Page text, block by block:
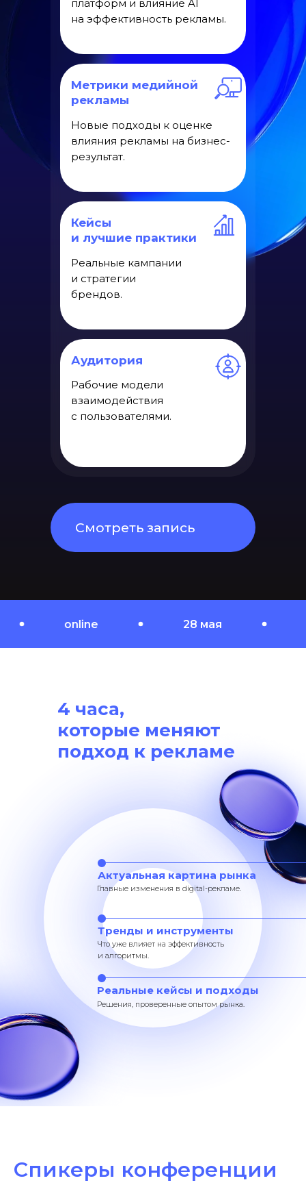
платформ и влияние AI
на эффективность рекламы.
Аудитория
Рабочие модели
взаимодействия
с пользователями.
Метрики медийной
рекламы
Смотреть запись
Кейсы
и лучшие практики
Реальные кампании
и стратегии
брендов.
Новые подходы к оценке
влияния рекламы на бизнес-
результат.
online 28 мая online
4 часа,
которые меняют
подход к рекламе
Решения, проверенные опытом рынка.
Реальные кейсы и подходы
Что уже влияет на эффективность
и алгоритмы.
Тренды и инструменты
Главные изменения в digital-рекламе.
Актуальная картина рынка
Спикеры конференции